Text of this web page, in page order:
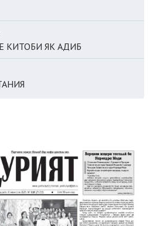
КИТОБИ ЯК АДИБ